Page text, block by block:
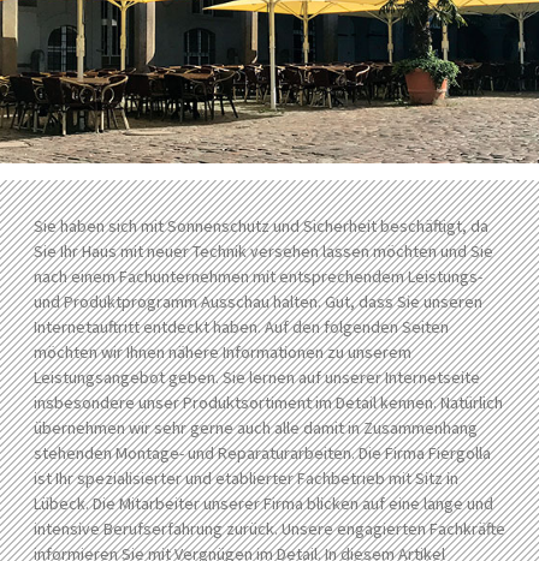
Sie haben sich mit Sonnenschutz und Sicherheit beschäftigt, da
Sie Ihr Haus mit neuer Technik versehen lassen möchten und Sie
nach einem Fachunternehmen mit entsprechendem Leistungs-
und Produktprogramm Ausschau halten. Gut, dass Sie unseren
Internetauftritt entdeckt haben. Auf den folgenden Seiten
möchten wir Ihnen nähere Informationen zu unserem
Leistungsangebot geben. Sie lernen auf unserer Internetseite
insbesondere unser Produktsortiment im Detail kennen. Natürlich
übernehmen wir sehr gerne auch alle damit in Zusammenhang
stehenden Montage- und Reparaturarbeiten. Die Firma Fiergolla
ist Ihr spezialisierter und etablierter Fachbetrieb mit Sitz in
Lübeck. Die Mitarbeiter unserer Firma blicken auf eine lange und
intensive Berufserfahrung zurück. Unsere engagierten Fachkräfte
informieren Sie mit Vergnügen im Detail. In diesem Artikel